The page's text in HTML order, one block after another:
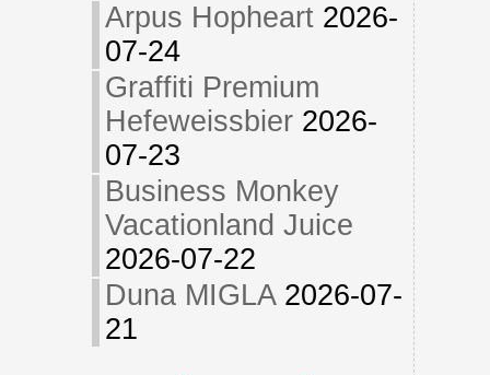
Arpus Hopheart 2026-
07-24
Graffiti Premium
Hefeweissbier 2026-
07-23
Business Monkey
Vacationland Juice
2026-07-22
Duna MIGLA 2026-07-
21